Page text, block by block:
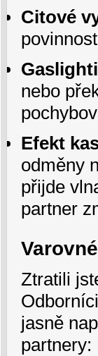
Citové
nebo
Efekt
odměny
přijde
partner
Ztratili
jasně
partnery: